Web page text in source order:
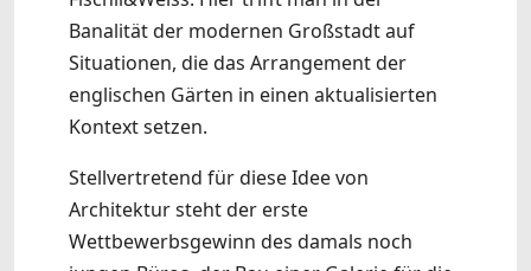
Banalität der modernen Großstadt auf
Situationen, die das Arrangement der
englischen Gärten in einen aktualisierten
Kontext setzen.
Stellvertretend für diese Idee von
Architektur steht der erste
Wettbewerbsgewinn des damals noch